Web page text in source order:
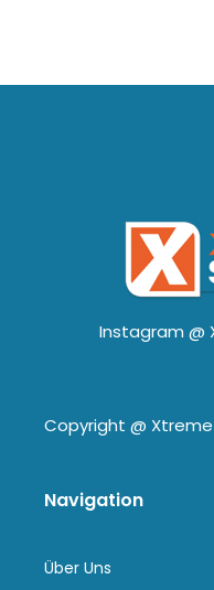
Instagram @
Copyright @
Navigation
Über Uns